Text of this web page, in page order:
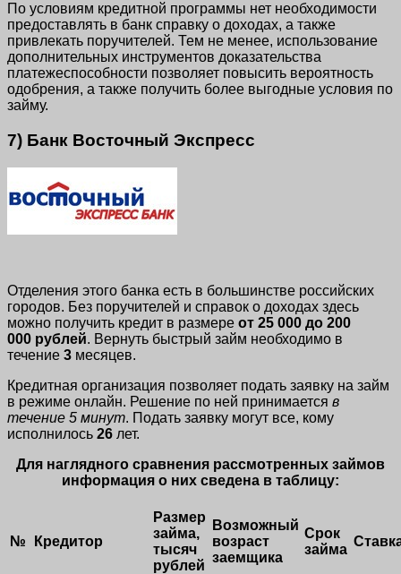
По условиям кредитной программы нет необходимости
предоставлять в банк справку о доходах, а также
привлекать поручителей. Тем не менее, использование
дополнительных инструментов доказательства
платежеспособности позволяет повысить вероятность
одобрения, а также получить более выгодные условия по
займу.
7) Банк Восточный Экспресс
Отделения этого банка есть в большинстве российских
городов. Без поручителей и справок о доходах здесь
можно получить кредит в размере от 25 000 до 200
000 рублей. Вернуть быстрый займ необходимо в
течение 3 месяцев.
Кредитная организация позволяет подать заявку на займ
в режиме онлайн. Решение по ней принимается в
течение 5 минут. Подать заявку могут все, кому
исполнилось 26 лет.
Для наглядного сравнения рассмотренных займов
информация о них сведена в таблицу:
№ Кредитор
Размер
займа,
тысяч
рублей
Возможный
возраст
заемщика
Срок
займа